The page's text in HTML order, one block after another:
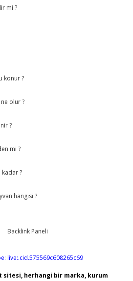
mi ?
konur ?
olur ?
?
mi ?
?
hangisi ?
live:.cid.575569c608265c69
sitesi, herhangi bir marka, kurum